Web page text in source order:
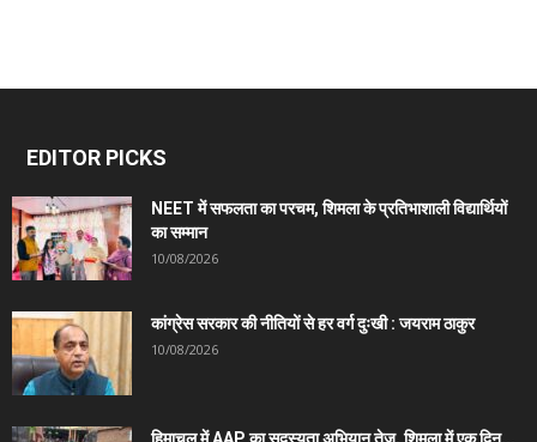
EDITOR PICKS
NEET में सफलता का परचम, शिमला के प्रतिभाशाली विद्यार्थियों
का सम्मान
10/08/2026
कांग्रेस सरकार की नीतियों से हर वर्ग दुःखी : जयराम ठाकुर
10/08/2026